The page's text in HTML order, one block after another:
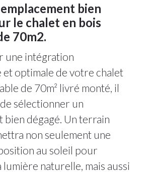
bien
le chalet en bois
70m2.
une intégration
et optimale de votre chalet
de 70m² livré monté, il
sélectionner un
bien dégagé. Un terrain
non seulement une
au soleil pour
naturelle, mais aussi